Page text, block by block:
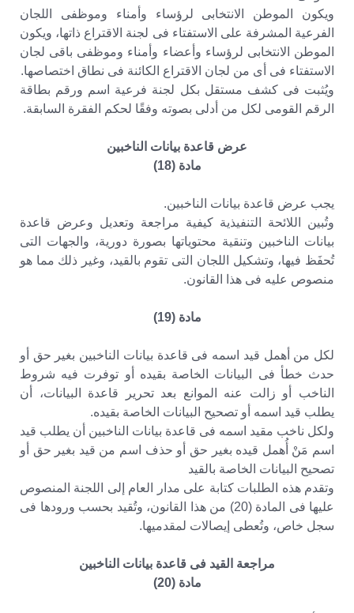
ويكون الموطن الانتخابى لرؤساء وأمناء وموظفى اللجان
الفرعية المشرفة على الاستفتاء فى لجنة الاقتراع ذاتها، ويكون
الموطن الانتخابى لرؤساء وأعضاء وأمناء وموظفى باقى لجان
الاستفتاء فى أى من لجان الاقتراع الكائنة فى نطاق اختصاصها.
ويُثبت فى كشف مستقل بكل لجنة فرعية اسم ورقم بطاقة
الرقم القومى لكل من أدلى بصوته وفقًا لحكم الفقرة السابقة.
عرض قاعدة بيانات الناخبين
مادة (18)
يجب عرض قاعدة بيانات الناخبين.
وتُبين اللائحة التنفيذية كيفية مراجعة وتعديل وعرض قاعدة
بيانات الناخبين وتنقية محتوياتها بصورة دورية، والجهات التى
تُحفَظ فيها، وتشكيل اللجان التى تقوم بالقيد، وغير ذلك مما هو
منصوص عليه فى هذا القانون.
مادة (19)
لكل من أهمل قيد اسمه فى قاعدة بيانات الناخبين بغير حق أو
حدث خطأ فى البيانات الخاصة بقيده أو توفرت فيه شروط
الناخب أو زالت عنه الموانع بعد تحرير قاعدة البيانات، أن
يطلب قيد اسمه أو تصحيح البيانات الخاصة بقيده.
ولكل ناخب مقيد اسمه فى قاعدة بيانات الناخبين أن يطلب قيد
اسم مَنْ أُهمل قيده بغير حق أو حذف اسم من قيد بغير حق أو
تصحيح البيانات الخاصة بالقيد
وتقدم هذه الطلبات كتابة على مدار العام إلى اللجنة المنصوص
عليها فى المادة (20) من هذا القانون، وتُقيد بحسب ورودها فى
سجل خاص، وتُعطى إيصالات لمقدميها.
مراجعة القيد فى قاعدة بيانات الناخبين
مادة (20)